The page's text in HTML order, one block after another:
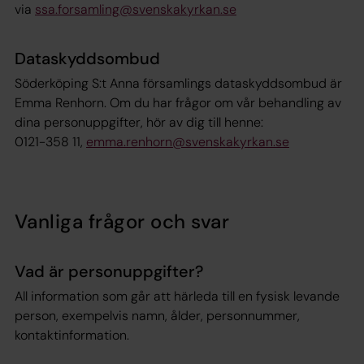
via ssa.forsamling@svenskakyrkan.se
Dataskyddsombud
Söderköping S:t Anna församlings dataskyddsombud är
Emma Renhorn. Om du har frågor om vår behandling av
dina personuppgifter, hör av dig till henne:
0121-358 11, emma.renhorn@svenskakyrkan.se
Vanliga frågor och svar
Vad är personuppgifter?
All information som går att härleda till en fysisk levande
person, exempelvis namn, ålder, personnummer,
kontaktinformation.